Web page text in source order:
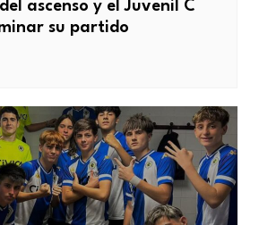
ascenso y el Juvenil C
su partido